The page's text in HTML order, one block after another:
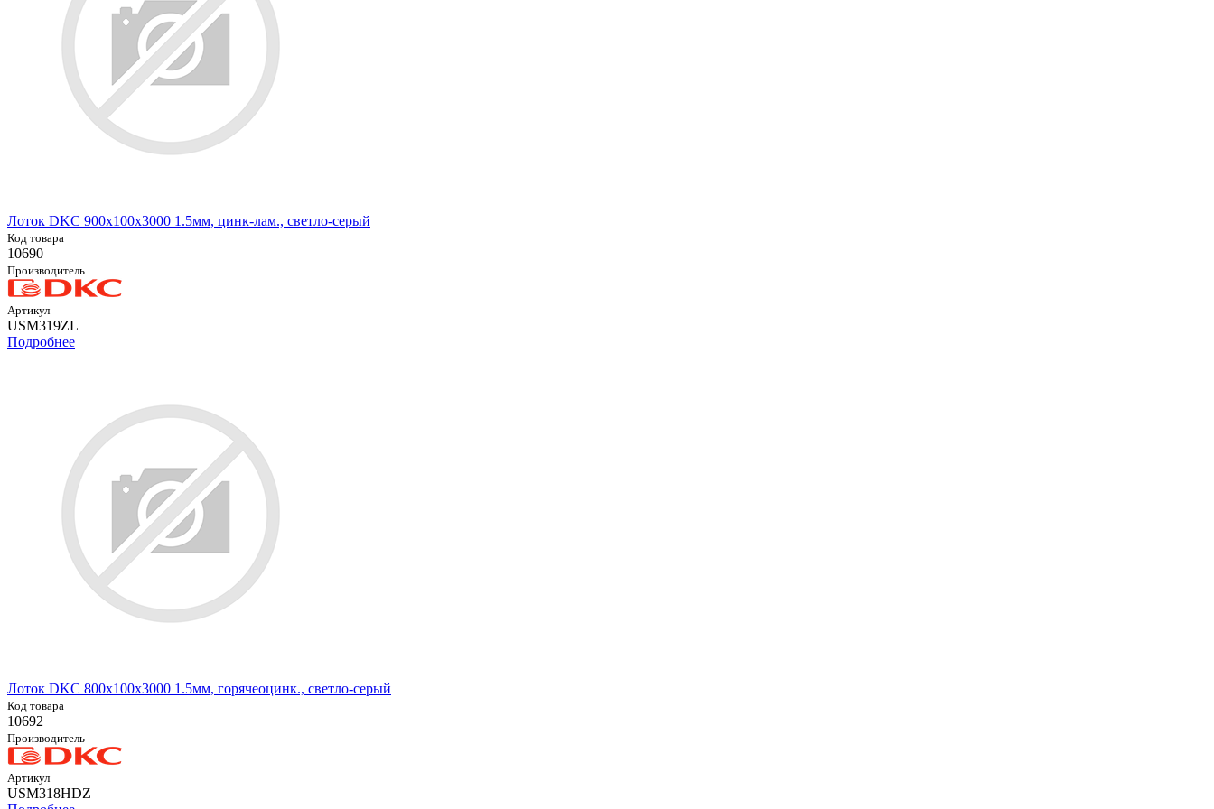
Лоток DKC 900х100х3000 1.5мм, цинк-лам., светло-серый
Код товара
10690
Производитель
Артикул
USM319ZL
Подробнее
Лоток DKC 800х100х3000 1.5мм, горячеоцинк., светло-серый
Код товара
10692
Производитель
Артикул
USM318HDZ